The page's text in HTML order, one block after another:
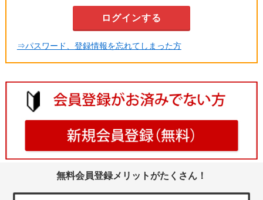
⇒パスワード、登録情報を忘れてしまった方
無料会員登録メリットがたくさん！